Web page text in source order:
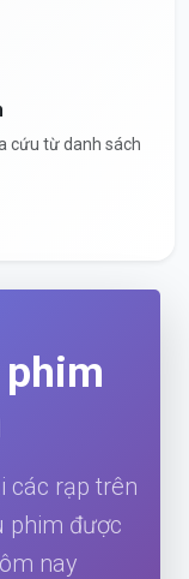
cứu từ danh sách
các rạp trên
phim được
nay